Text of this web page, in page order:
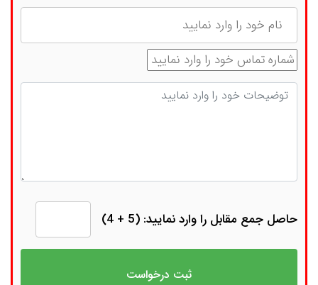
نام
شماره تماس
توضیحات
حاصل جمع مقابل را وارد نمایید: (5 + 4)